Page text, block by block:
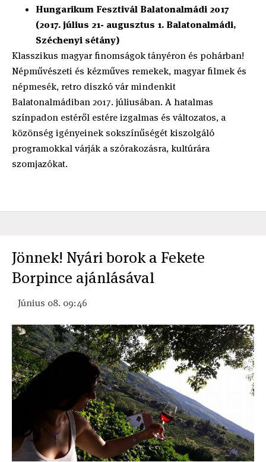
Hungarikum Fesztivál Balatonalmádi 2017
(2017. július 21- augusztus 1. Balatonalmádi,
Széchenyi sétány)
Klasszikus magyar finomságok tányéron és pohárban!
Népművészeti és kézműves remekek, magyar filmek és
népmesék, retro diszkó vár mindenkit
Balatonalmádiban 2017. júliusában. A hatalmas
színpadon estéről estére izgalmas és változatos, a
közönség igényeinek sokszínűségét kiszolgáló
programokkal várják a szórakozásra, kultúrára
szomjazókat.
Jönnek! Nyári borok a Fekete
Borpince ajánlásával
Június 08. 09:46